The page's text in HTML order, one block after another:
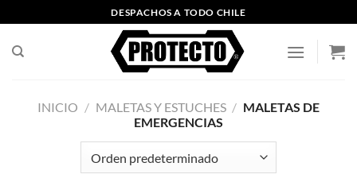
al
contenido
DESPACHOS A TODO CHILE
INICIO / MALETAS Y ESTUCHES / MALETAS DE
EMERGENCIAS